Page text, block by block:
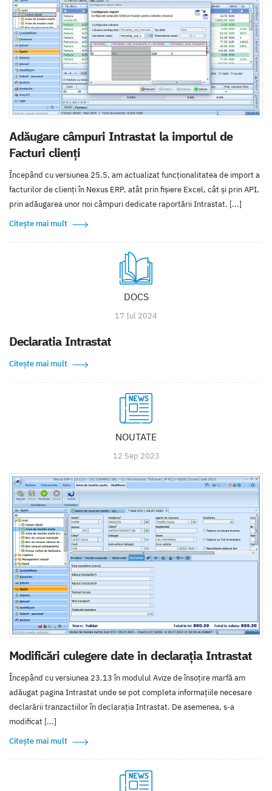
Adăugare câmpuri Intrastat la importul de
Facturi clienți
Începând cu versiunea 25.5, am actualizat funcționalitatea de import a
facturilor de clienți în Nexus ERP, atât prin fișiere Excel, cât și prin API,
prin adăugarea unor noi câmpuri dedicate raportării Intrastat. [...]
Citește mai mult
DOCS
17 Iul 2024
Declaratia Intrastat
Citește mai mult
NOUTATE
12 Sep 2023
Modificări culegere date in declarația Intrastat
Începând cu versiunea 23.13 în modulul Avize de însoțire marfă am
adăugat pagina Intrastat unde se pot completa informațiile necesare
declarării tranzactiilor în declarația Intrastat. De asemenea, s-a
modificat [...]
Citește mai mult